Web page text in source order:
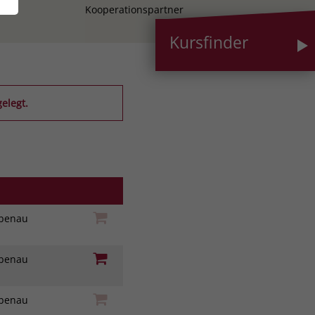
Kooperationspartner
Kursfinder